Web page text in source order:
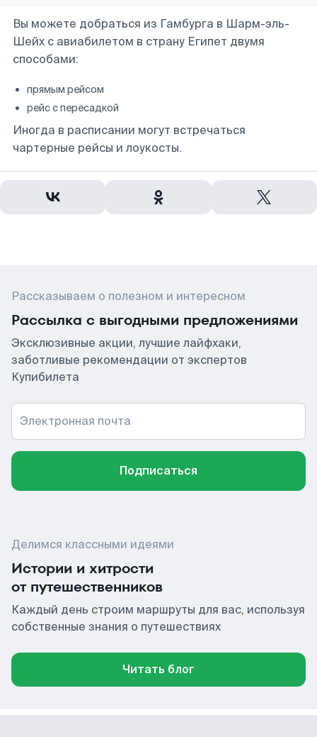
Вы можете добраться из Гамбурга в Шарм-эль-
Шейх с авиабилетом в страну Египет двумя
способами:
прямым рейсом
рейс с пересадкой
Иногда в расписании могут встречаться
чартерные рейсы и лоукосты.
Рассказываем о полезном и интересном
Рассылка с выгодными предложениями
Эксклюзивные акции, лучшие лайфхаки,
заботливые рекомендации от экспертов
Купибилета
Электронная почта
Подписаться
Делимся классными идеями
Истории и хитрости
от путешественников
Каждый день строим маршруты для вас, используя
собственные знания о путешествиях
Читать блог